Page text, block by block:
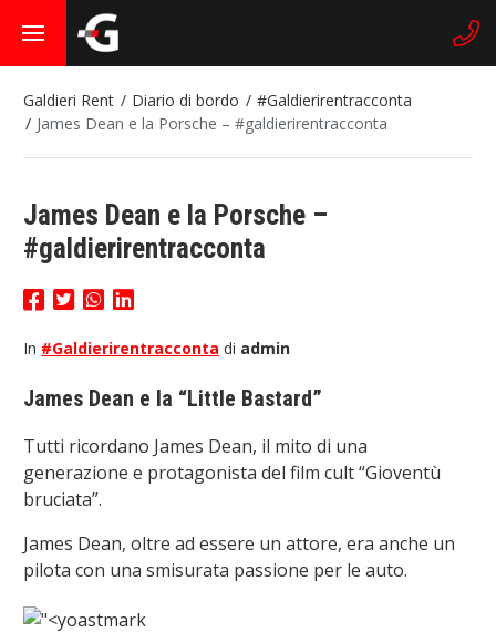
Galdieri Rent Diario di bordo
#Galdierirentracconta
James Dean e la Porsche – #galdierirentracconta
James Dean e la Porsche –
#galdierirentracconta
In #Galdierirentracconta di admin
James Dean e la “Little Bastard”
Tutti ricordano James Dean, il mito di una
generazione e protagonista del film cult “Gioventù
bruciata”.
James Dean, oltre ad essere un attore, era anche un
pilota con una smisurata passione per le auto.